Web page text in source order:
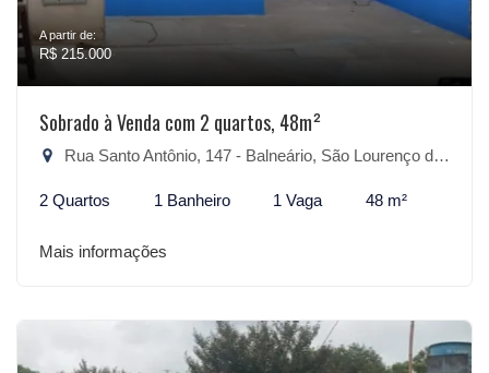
A partir de:
R$ 215.000
Sobrado à Venda com 2 quartos, 48m²
Rua Santo Antônio, 147 - Balneário, São Lourenço do Sul-RS
2 Quartos 1 Banheiro 1 Vaga 48 m²
Mais informações